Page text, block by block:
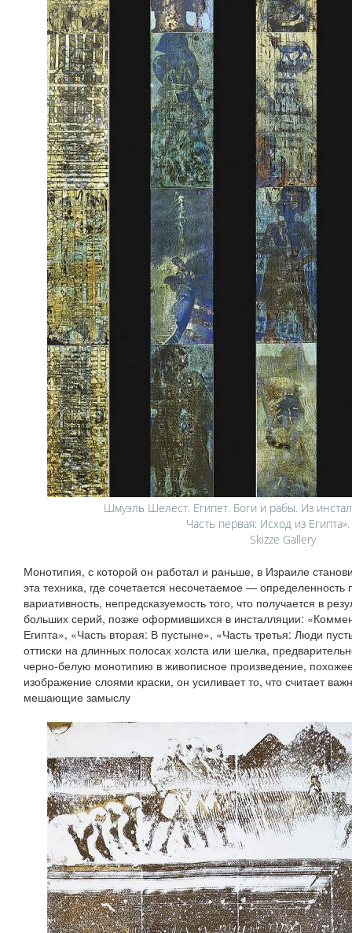
Шмуэль Шелест. Египет. Боги и рабы. Из
Часть первая: Исход из
Skizze Gallery
Монотипия, с которой он работал и раньше, в Израиле
эта техника, где сочетается несочетаемое —
вариативность, непредсказуемость того, что получается в
больших серий, позже оформившихся в инсталляции:
Египта», «Часть вторая: В пустыне», «Часть третья: Люди
оттиски на длинных полосах холста или шелка,
черно‑белую монотипию в живописное произведение,
изображение слоями краски, он усиливает то, что считает
мешающие замыслу